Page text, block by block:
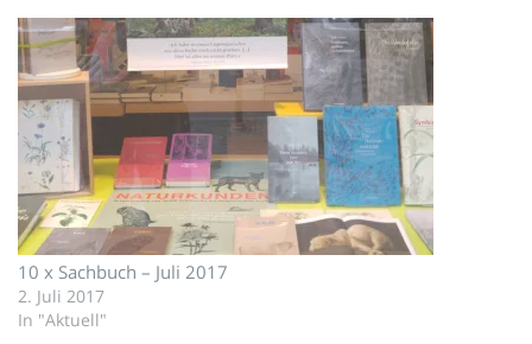
10 x Sachbuch – Juli 2017
2. Juli 2017
In "Aktuell"